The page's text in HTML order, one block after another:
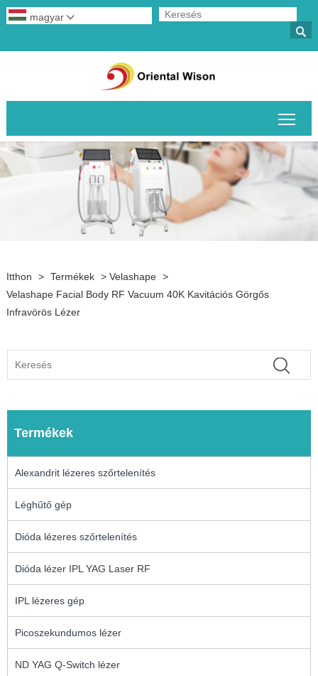

magyar 
Itthon > Termékek > Velashape >
Velashape Facial Body RF Vacuum 40K Kavitációs Görgős
Infravörös Lézer
Termékek
Alexandrit lézeres szőrtelenítés
Léghűtő gép
Dióda lézeres szőrtelenítés
Dióda lézer IPL YAG Laser RF
IPL lézeres gép
Picoszekundumos lézer
ND YAG Q-Switch lézer